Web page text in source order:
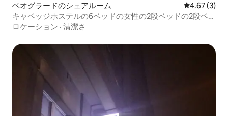
ベオグラードのシェアルーム レビュー3
4.67 (3)
キャベッジホステルの6ベッドの女性の2段ベッドの2段ベッ
ド
ロケーション · 清潔さ